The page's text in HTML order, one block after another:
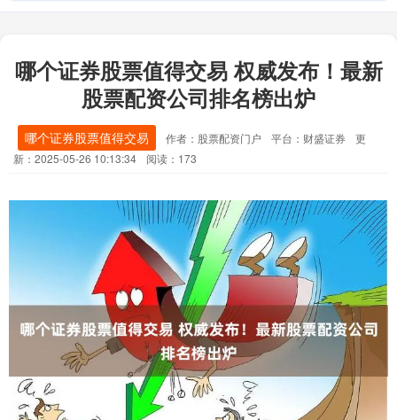
哪个证券股票值得交易 权威发布！最新
股票配资公司排名榜出炉
哪个证券股票值得交易 作者：股票配资门户 平台：财盛证券
更
新：2025-05-26 10:13:34
阅读：173